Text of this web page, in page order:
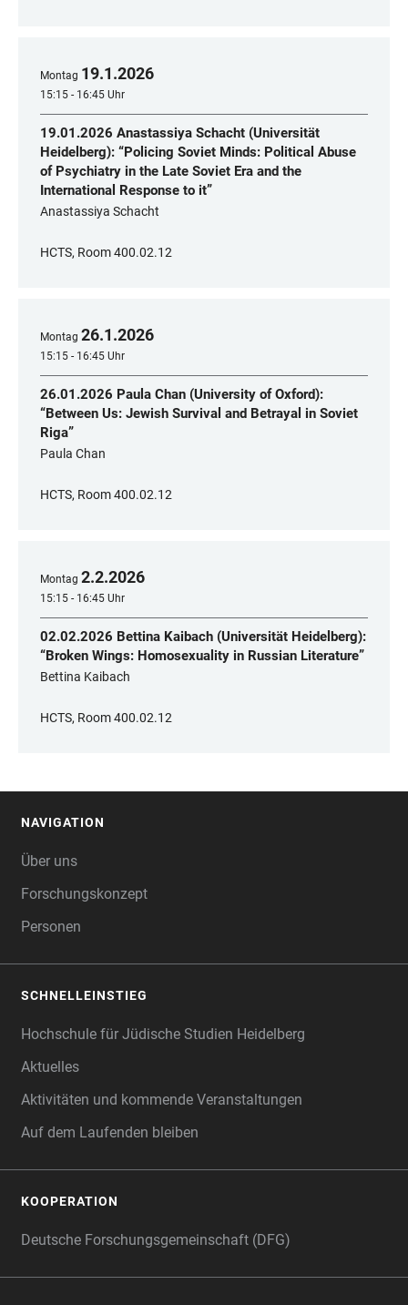
Montag 19.1.2026
15:15 - 16:45 Uhr
19.01.2026 Anastassiya Schacht (Universität
Heidelberg): “Policing Soviet Minds: Political Abuse
of Psychiatry in the Late Soviet Era and the
International Response to it”
Anastassiya Schacht
HCTS, Room 400.02.12
Montag 26.1.2026
15:15 - 16:45 Uhr
26.01.2026 Paula Chan (University of Oxford):
“Between Us: Jewish Survival and Betrayal in Soviet
Riga”
Paula Chan
HCTS, Room 400.02.12
Montag 2.2.2026
15:15 - 16:45 Uhr
02.02.2026 Bettina Kaibach (Universität Heidelberg):
“Broken Wings: Homosexuality in Russian Literature”
Bettina Kaibach
HCTS, Room 400.02.12
NAVIGATION
Über uns
Forschungskonzept
Personen
SCHNELLEINSTIEG
Hochschule für Jüdische Studien Heidelberg
Aktuelles
Aktivitäten und kommende Veranstaltungen
Auf dem Laufenden bleiben
KOOPERATION
Deutsche Forschungsgemeinschaft (DFG)